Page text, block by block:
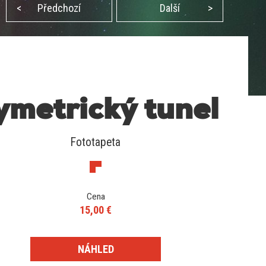
< Předchozí Další >
tunel
Fototapeta
Cena
15,00 €
NÁHLED